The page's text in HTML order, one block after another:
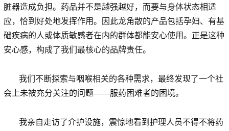
脏器造成负担。药品并不是越强越好，而要与身体状态相适
应，恰到好处地发挥作用。因此龙角散的产品包括孕妇、有基
础疾病的人或体质敏感者在内的群体都能安心使用。正是这种
安心感，构成了我们最核心的品牌责任。
我们不断探索与咽喉相关的各种需求，最终发现了一个社
会上未被充分关注的问题——服药困难者的困境。
我亲自走访了介护设施，震惊地看到护理人员不得不将药